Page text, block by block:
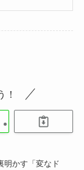
！
明かす「変なド